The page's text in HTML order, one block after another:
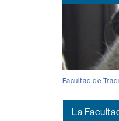
Facultad de
La